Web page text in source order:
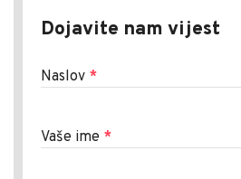
Dojavite nam vijest
Naslov *
Vaše ime *